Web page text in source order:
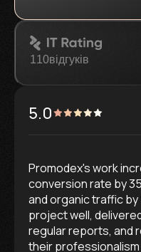
110відгуків
5.0
Promodex's work
conversion rate by
and organic traffic
project well,
regular reports, and
their